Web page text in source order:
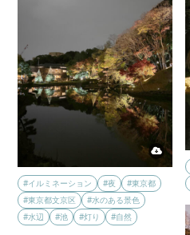
#イルミネーション #夜
#東京都
#東京都文京区
#水のある景色
#水辺
#池 #灯り #自然